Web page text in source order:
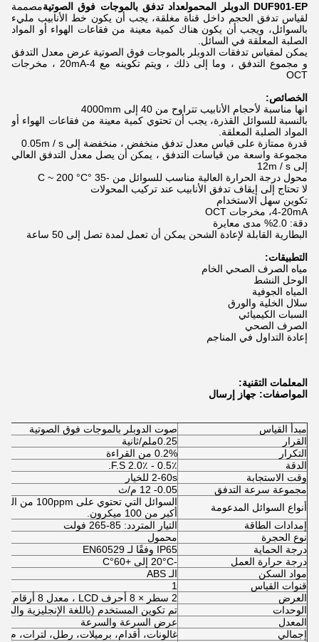
DUF901-EP الدوبلر المحمول عداد تدفق بالموجات فوق الصوتيةمصممة
لقياس تدفق الحجم داخل قناة مغلقة، يجب أن يكون خط الأنابيب مليء
بالسوائل، ويجب أن يكون هناك كمية معينة من فقاعات الهواء أو المواد
الصلبة المعلقة في السائل.
يمكن لمقياس تدفقات الدوبلر بالموجات فوق الصوتية عرض معدل التدفق
و مجموع التدفق ، وما إلى ذلك ، ويتم تكوينه مع 4-20mA ، مخرجات
OCT
الخصائص:
انها مناسبة لأحجام الأنابيب تتراوح من 40 إلى 4000mm
بالنسبة للسوائل القذرة، يجب أن تحتوي كمية معينة من فقاعات الهواء أو
المواد الصلبة المعلقة.
قدرة ممتازة على قياس معدل تدفق منخفض ، منخفضة إلى 0.05m / s
مجموعة واسعة من قياسات التدفق ، يمكن أن يصل معدل التدفق العالي
إلى 12m / s
محول درجة الحرارة العالية مناسب للسوائل من -35 °C ~ 200 °C
لا تحتاج إلى إيقاف تدفق الأنابيب عند تركيب المحولات
تكوين سهل الاستخدام
4-20mA، مخرجات OCT
دقة: 2.0% مدى معايرة
البطارية القابلة لإعادة الشحن يمكن أن تعمل لمدة تصل إلى 50 ساعة
التطبيقات:
مياه الصرف الصحي الخام
الوحل النشط
المياه الجوفية
سلال الخلية والورق
السبات الكيميائي
الصرف الصحي
إعادة التداول في المناجم
المعلمات التقنية:
المواصفات: جهاز إرسال
مبدأ القياس
صوت الدوبلر بالموجات فوق الصوتية
القرار
0.25ملم/ثانية
التكرار
0.2% من القراءة
الدقة
0.5٪ - 2.0٪ F.S.
وقت الاستجابة
2-60s للخيار
مجموعة سرعة التدفق
0.05- 12 م/ث
أنواع السوائل المدعومة
أكبر من 100 ميكرون.
إمدادات الطاقة
التيار المتردد: 85-265 فولت
نوع الحجرة
محمول
درجة الحماية
IP65 وفقًا لـ EN60529
درجة حرارة العمل
-20°C إلى +60°C
مواد السكن
الـ ABS
قنوات القياس
1
العرض
2 سطر × 8 أحرف LCD ، معدل 8 أرقام أو إجمالي 8 أرقام (يمكن إعادة تعيينها)
الوحدات
تم تكوين المستخدم (باللغة الإنجليزية
المعدل
عرض السرعة والسرعة
إجمالي
غالونات، أقدام، برميلات، رطل، لترات، م3، كيلوغرام